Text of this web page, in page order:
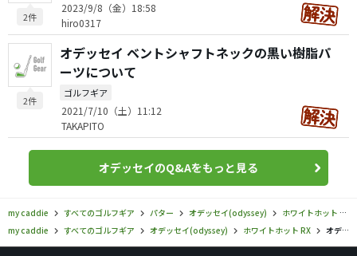
2件
2023/9/8（金）18:58
hiro0317
2件
オデッセイ ベントシャフトネックの黒い樹脂パ
ーツについて
ゴルフギア
2021/7/10（土）11:12
TAKAPITO
オデッセイのQ&Aをもっと見る
my caddie すべてのゴルフギア パター オデッセイ(odyssey)
ホワイトホット RX
my caddie
すべてのゴルフギア オデッセイ(odyssey) ホワイトホット RX オデッセイ／ホワイトホット RX／ホワイト・ホット RX ROSSIEの口コミ評価